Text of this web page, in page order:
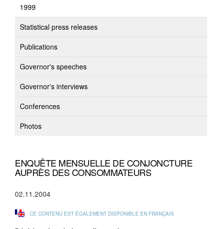
1999
Statistical press releases
Publications
Governor's speeches
Governor's interviews
Conferences
Photos
ENQUÊTE MENSUELLE DE CONJONCTURE
AUPRÈS DES CONSOMMATEURS
02.11.2004
CE CONTENU EST ÉGALEMENT DISPONIBLE EN FRANÇAIS